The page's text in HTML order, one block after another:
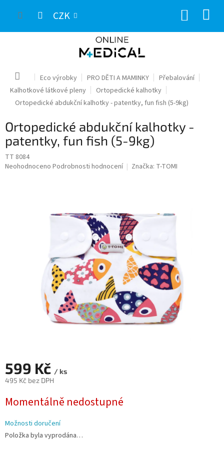
CZK
Domů Eco výrobky PRO DĚTI A MAMINKY
Přebalování
Kalhotkové látkové pleny
Ortopedické kalhotky
Ortopedické abdukční kalhotky - patentky, fun fish (5-9kg)
Ortopedické abdukční kalhotky -
patentky, fun fish (5-9kg)
TT 8084
Průměrné
Neohodnoceno Podrobnosti hodnocení Značka: T-TOMI
599 Kč / ks
495 Kč bez DPH
cena:
Momentálně nedostupné
Možnosti doručení
Položka byla vyprodána…